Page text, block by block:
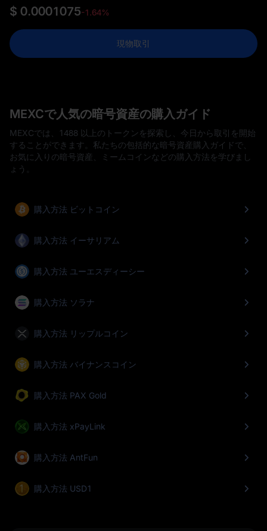
$ 0.0001075-1.64%
現物取引
MEXCで人気の暗号資産の購入ガイド
MEXCでは、1488 以上のトークンを探索し、今日から取引を開始
することができます。私たちの包括的な暗号資産購入ガイドで、
お気に入りの暗号資産、ミームコインなどの購入方法を学びまし
ょう。
購入方法 ビットコイン
購入方法 イーサリアム
購入方法 ユーエスディーシー
購入方法 ソラナ
購入方法 リップルコイン
購入方法 バイナンスコイン
購入方法 PAX Gold
購入方法 xPayLink
購入方法 AntFun
購入方法 USD1